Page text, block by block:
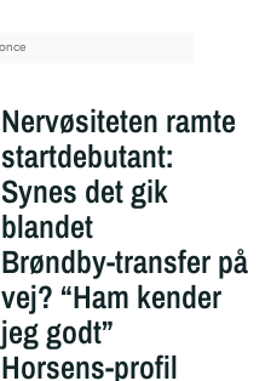
Nervøsiteten ramte
startdebutant:
Synes det gik
blandet
Brøndby-transfer på
vej? “Ham kender
jeg godt”
Horsens-profil